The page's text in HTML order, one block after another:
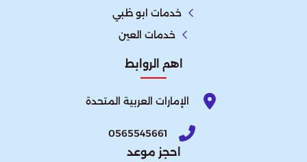
خدمات ابو ظبي
خدمات العين
اهم الروابط
الإمارات العربية المتحدة​
0565545661
احجز موعد